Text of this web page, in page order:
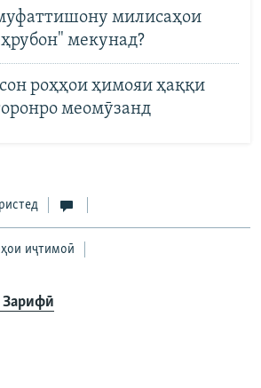
милисаҳои
мекунад?
роҳҳои ҳимояи ҳаққи
меомӯзанд
иҷтимоӣ